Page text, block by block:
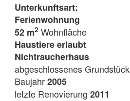
Unterkunftsart:
Ferienwohnung
52 m2 Wohnfläche
Haustiere erlaubt
Nichtraucherhaus
abgeschlossenes Grundstück
Baujahr2005
letzte Renovierung 2011